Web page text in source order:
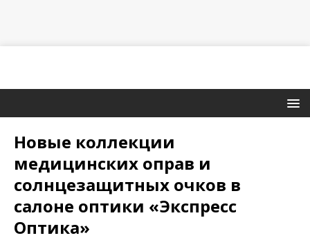
Новые коллекции
медицинских оправ и
солнцезащитных очков в
салоне оптики «Экспресс
Оптика»